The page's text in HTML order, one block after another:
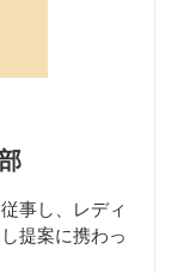
事し、レディ
提案に携わっ